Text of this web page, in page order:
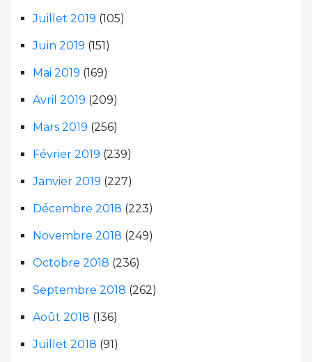
Juillet 2019 (105)
Juin 2019 (151)
Mai 2019 (169)
Avril 2019 (209)
Mars 2019 (256)
Février 2019 (239)
Janvier 2019 (227)
Décembre 2018 (223)
Novembre 2018 (249)
Octobre 2018 (236)
Septembre 2018 (262)
Août 2018 (136)
Juillet 2018 (91)